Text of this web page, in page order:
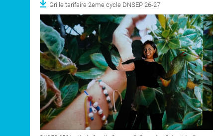
Grille tarifaire 2eme cycle DNSEP 26-27